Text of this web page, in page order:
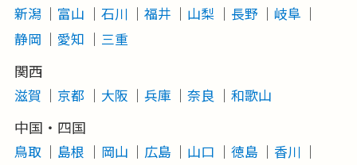
新潟 富山 石川 福井 山梨 長野
岐阜
静岡
愛知 三重
関西
滋賀 京都 大阪 兵庫 奈良 和歌山
中国・四国
鳥取 島根 岡山 広島 山口 徳島
香川